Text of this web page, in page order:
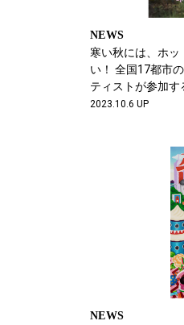
NEWS
寒い秋には、ホッ
い！ 全国17都市
ティストが参加す
2023.10.6 UP
NEWS